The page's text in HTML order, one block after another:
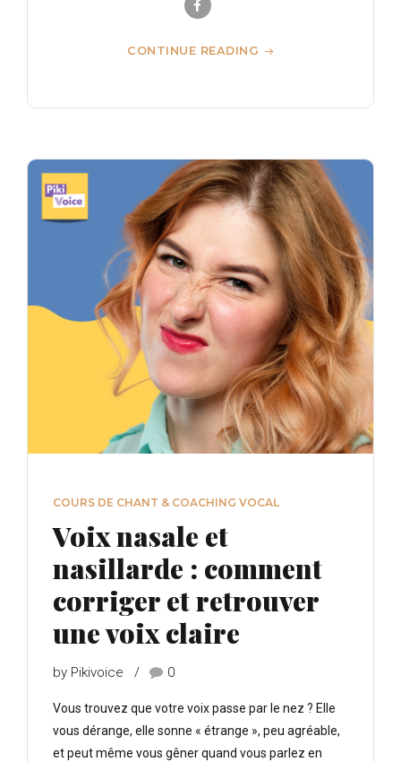
CONTINUE READING
COURS DE CHANT & COACHING VOCAL
Voix nasale et
nasillarde : comment
corriger et retrouver
une voix claire
by Pikivoice 0
Vous trouvez que votre voix passe par le nez ? Elle
vous dérange, elle sonne « étrange », peu agréable,
et peut même vous gêner quand vous parlez en